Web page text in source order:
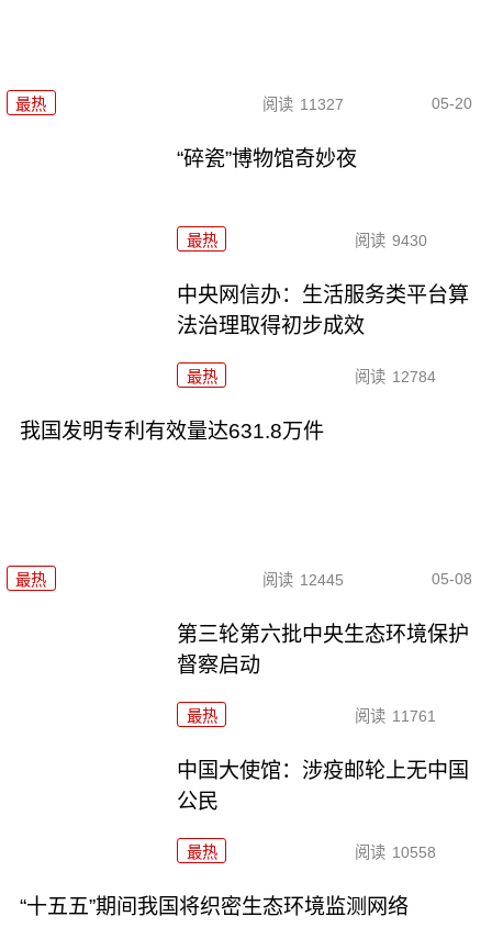
最热 阅读 11327 05-20
“碎瓷”博物馆奇妙夜
最热 阅读 9430
中央网信办：生活服务类平台算
法治理取得初步成效
最热 阅读 12784
我国发明专利有效量达631.8万件
最热 阅读 12445 05-08
第三轮第六批中央生态环境保护
督察启动
最热 阅读 11761
中国大使馆：涉疫邮轮上无中国
公民
最热 阅读 10558
“十五五”期间我国将织密生态环境监测网络